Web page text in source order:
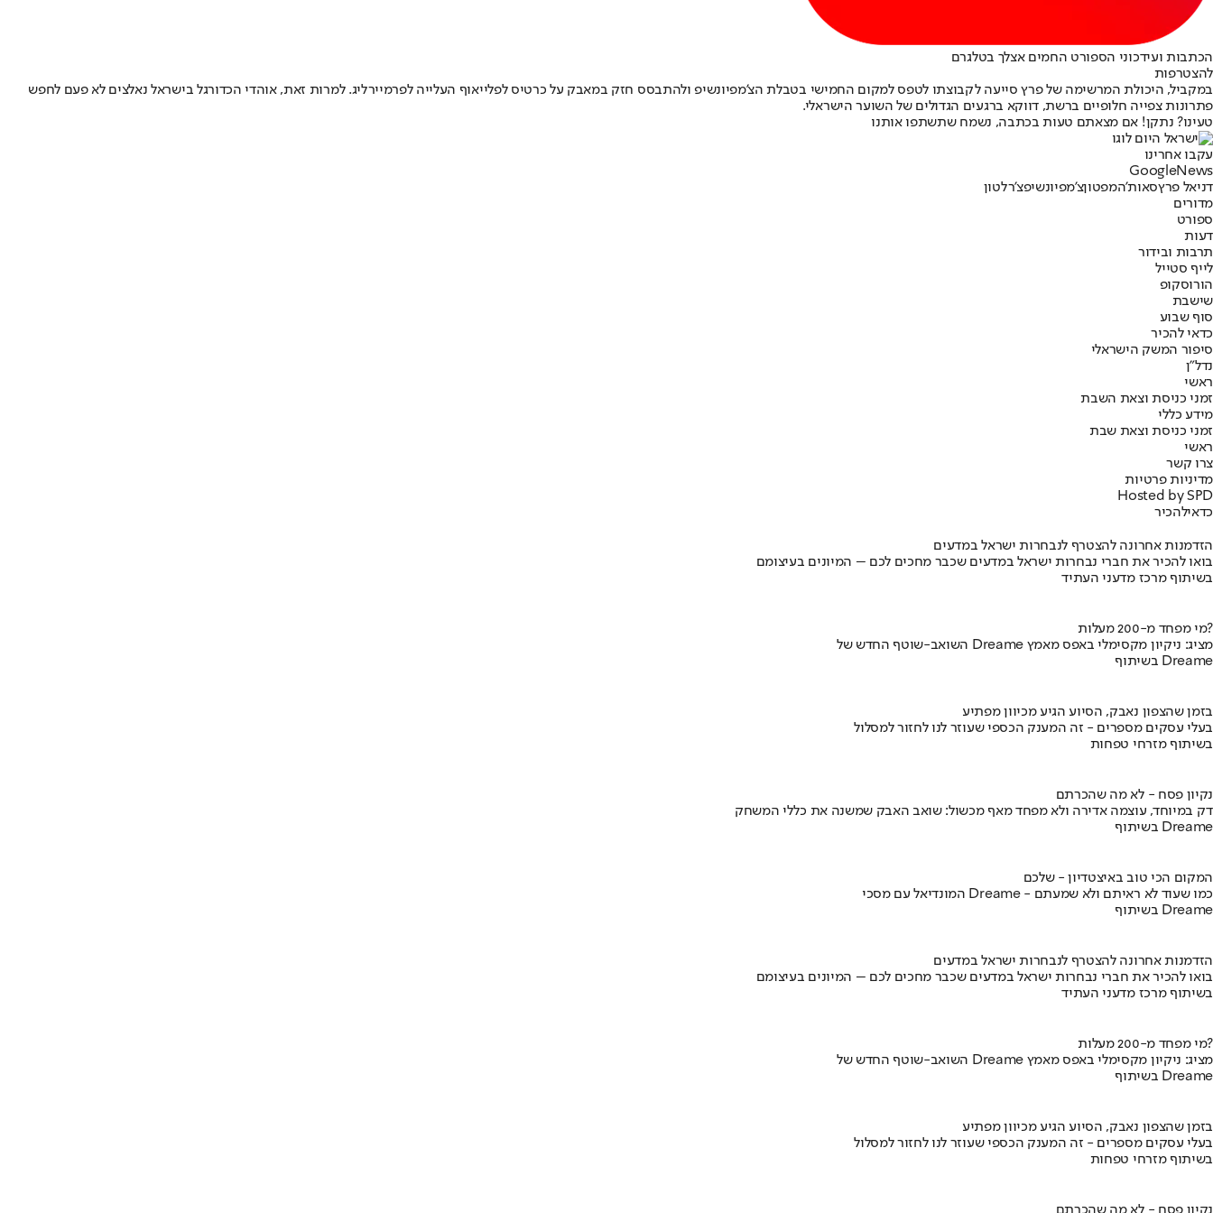
הכתבות ועידכוני הספורט החמים אצלך בטלגרם
להצטרפות
במקביל, היכולת המרשימה של פרץ סייעה לקבוצתו לטפס למקום החמישי בטבלת הצ'מפיונשיפ ולהתבסס חזק במאבק על כרטיס לפלייאוף העלייה לפרמיירליג. למרות זאת, אוהדי הכדורגל בישראל נאלצים לא פעם לחפש
פתרונות צפייה חלופיים ברשת, דווקא ברגעים הגדולים של השוער הישראלי.
טעינו? נתקן! אם מצאתם טעות בכתבה, נשמח שתשתפו אותנו
עקבו אחרינו
Googl eNews
דניאל פרץסאות'המפטוןצ'מפיונשיפצ'רלטון
מדורים
ספורט
דעות
תרבות ובידור
לייף סטייל
הורוסקופ
שישבת
סוף שבוע
כדאי להכיר
סיפור המשק הישראלי
נדל"ן
ראשי
זמני כניסת וצאת השבת
מידע כללי
זמני כניסת וצאת שבת
ראשי
צרו קשר
מדיניות פרטיות
Hosted by SPD
כדאילהכיר
הזדמנות אחרונה להצטרף לנבחרות ישראל במדעים
בואו להכיר את חברי נבחרות ישראל במדעים שכבר מחכים לכם – המיונים בעיצומם
בשיתוף מרכז מדעני העתיד
מי מפחד מ-200 מעלות?
השואב-שוטף החדש של Dreame מציג: ניקיון מקסימלי באפס מאמץ
בשיתוף Dreame
בזמן שהצפון נאבק, הסיוע הגיע מכיוון מפתיע
בעלי עסקים מספרים - זה המענק הכספי שעוזר לנו לחזור למסלול
בשיתוף מזרחי טפחות
נקיון פסח - לא מה שהכרתם
דק במיוחד, עוצמה אדירה ולא מפחד מאף מכשול: שואב האבק שמשנה את כללי המשחק
בשיתוף Dreame
המקום הכי טוב באיצטדיון - שלכם
המונדיאל עם מסכי Dreame - כמו שעוד לא ראיתם ולא שמעתם
בשיתוף Dreame
הזדמנות אחרונה להצטרף לנבחרות ישראל במדעים
בואו להכיר את חברי נבחרות ישראל במדעים שכבר מחכים לכם – המיונים בעיצומם
בשיתוף מרכז מדעני העתיד
מי מפחד מ-200 מעלות?
השואב-שוטף החדש של Dreame מציג: ניקיון מקסימלי באפס מאמץ
בשיתוף Dreame
בזמן שהצפון נאבק, הסיוע הגיע מכיוון מפתיע
בעלי עסקים מספרים - זה המענק הכספי שעוזר לנו לחזור למסלול
בשיתוף מזרחי טפחות